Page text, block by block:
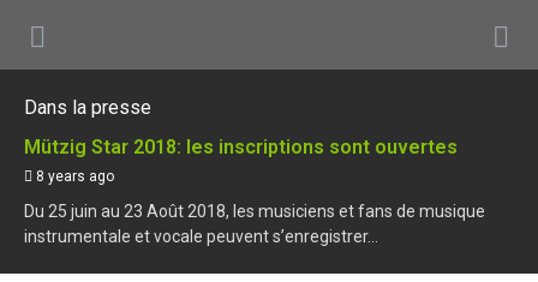
Dans la presse
Mützig Star 2018: les inscriptions sont ouvertes
8 years ago
Du 25 juin au 23 Août 2018, les musiciens et fans de musique
instrumentale et vocale peuvent s’enregistrer...